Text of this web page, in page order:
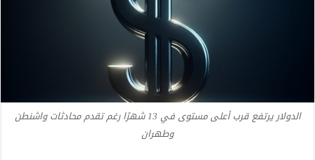
الدولار يرتفع قرب أعلى مستوى في 13 شهرًا رغم تقدم محادثات واشنطن
وطهران